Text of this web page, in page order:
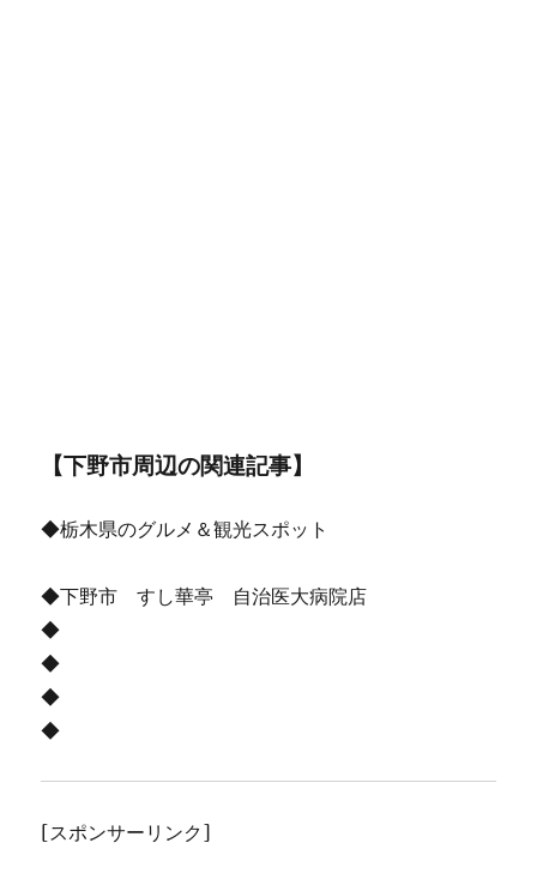
【下野市周辺の関連記事】
◆栃木県のグルメ＆観光スポット
◆下野市 すし華亭 自治医大病院店
◆
◆
◆
◆
[スポンサーリンク]